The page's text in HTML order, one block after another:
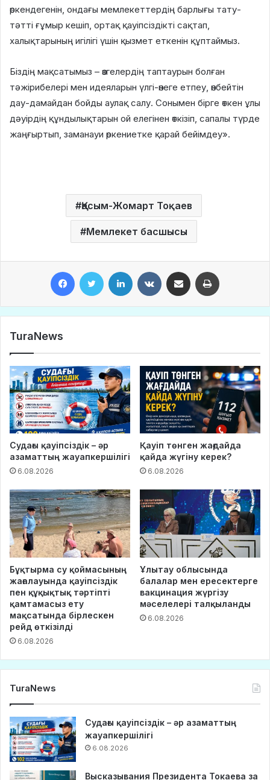
өркендегенін, ондағы мемлекеттердің барлығы тату-
тәтті ғұмыр кешіп, ортақ қауіпсіздікті сақтап,
халықтарының игілігі үшін қызмет еткенін құптаймыз.
Біздің мақсатымыз – өзгелердің таптаурын болған
тәжірибелері мен идеяларын үлгі-өнеге етпеу, өнбейтін
дау-дамайдан бойды аулақ салу. Сонымен бірге өткен ұлы
дәуірдің құндылықтарын ой елегінен өткізіп, сапалы түрде
жаңғыртып, заманауи өркениетке қарай бейімдеу».
Қасым-Жомарт Тоқаев
Мемлекет басшысы
TuraNews
Судағы қауіпсіздік – әр
азаматтың жауапкершілігі
6.08.2026
Қауіп төнген жағдайда
қайда жүгіну керек?
6.08.2026
Бұқтырма су қоймасының
жағалауында қауіпсіздік
пен құқықтық тәртіпті
қамтамасыз ету
мақсатында бірлескен
рейд өткізілді
6.08.2026
Ұлытау облысында
балалар мен ересектерге
вакцинация жүргізу
мәселелері талқыланды
6.08.2026
TuraNews
Судағы қауіпсіздік – әр азаматтың
жауапкершілігі
6.08.2026
Высказывания Президента Токаева за